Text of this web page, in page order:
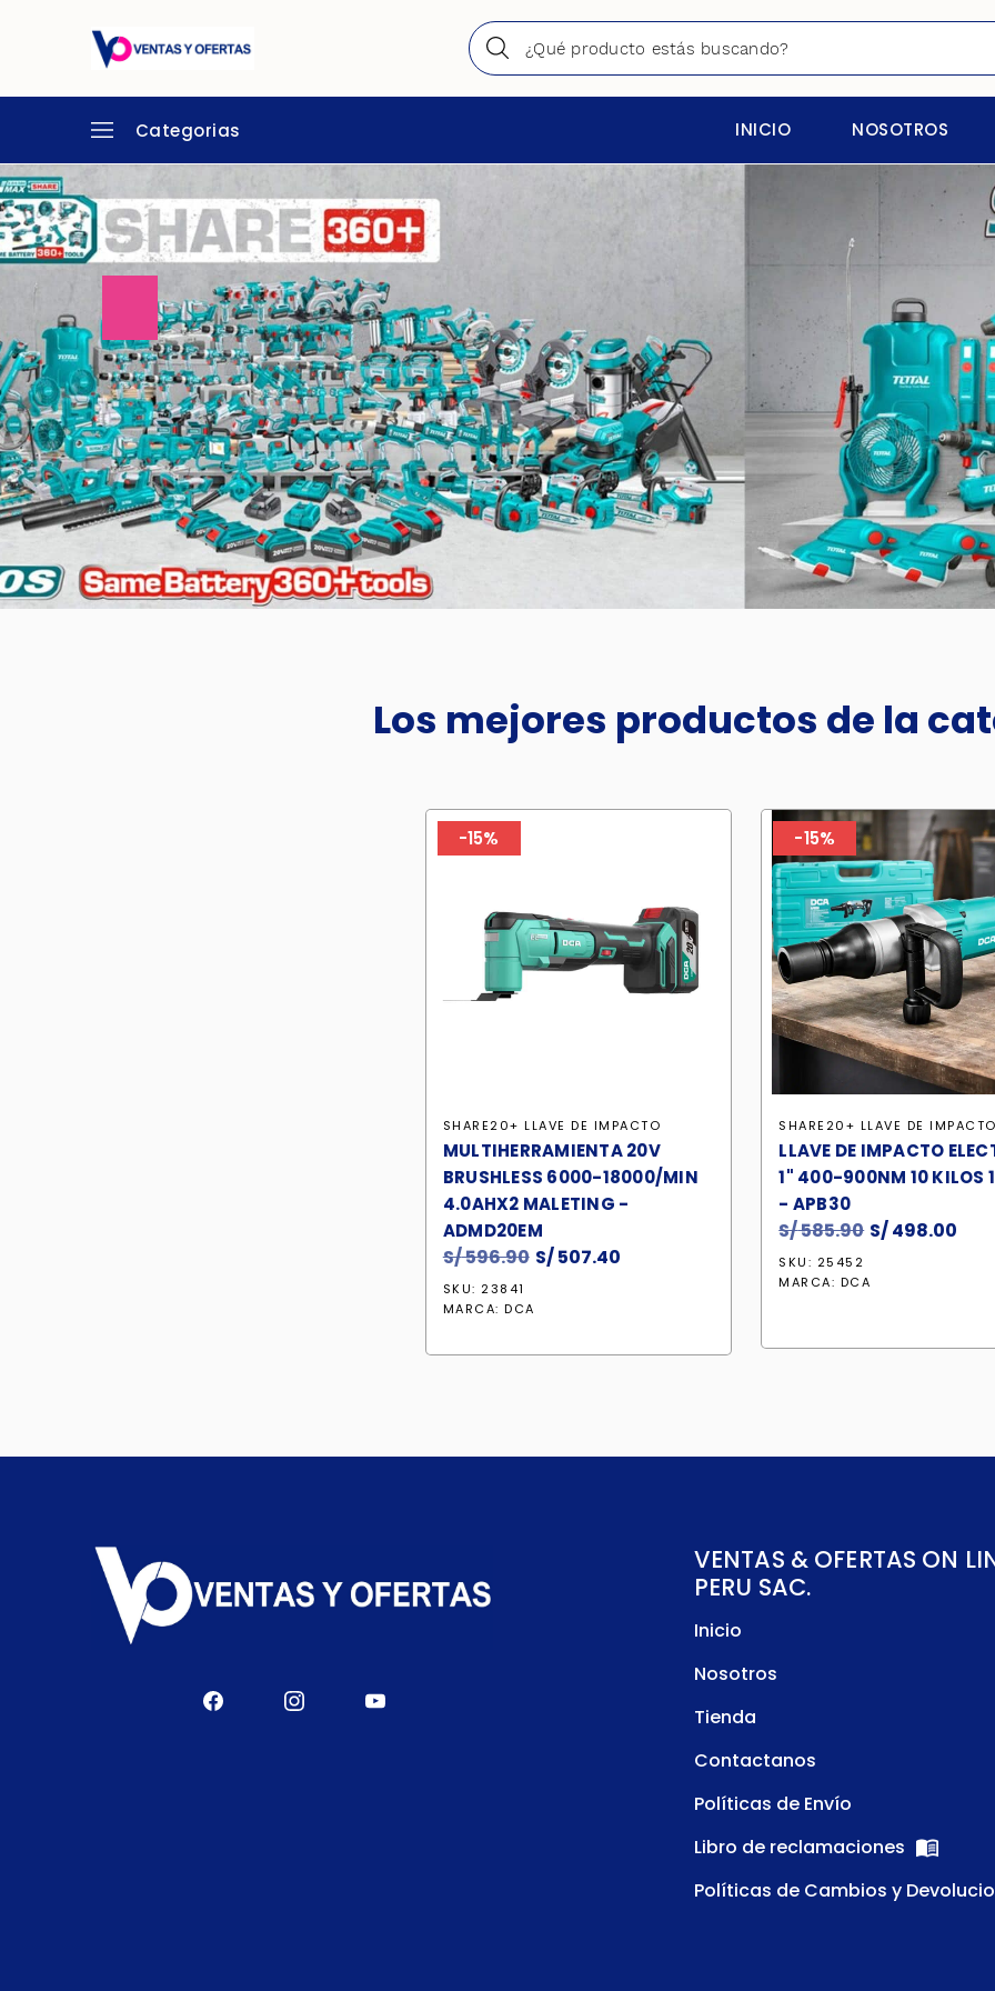
Categorias INICIO NOSOTROS
Los mejores productos de la
-15%
SHARE20+ LLAVE DE IMPACTO
MULTIHERRAMIENTA 20V
BRUSHLESS 6000-18000/MIN
4.0AHX2 MALETING -
ADMD20EM
S/596.90 El
S/ 596.90.
S/507.40
S/ 507.40.
SKU: 23841
MARCA:DCA
-15%
SHARE20+ LLAVE DE IMPACTO
LLAVE DE IMPACTO
1" 400-900NM 10 KILOS
- APB30
S/585.90 El
S/498.00
SKU: 25452
MARCA: DCA
VENTAS & OFERTAS ON
PERU SAC.
Inicio
Nosotros
Tienda
Contactanos
Políticas de Envío
Libro de reclamaciones
Políticas de Cambios y